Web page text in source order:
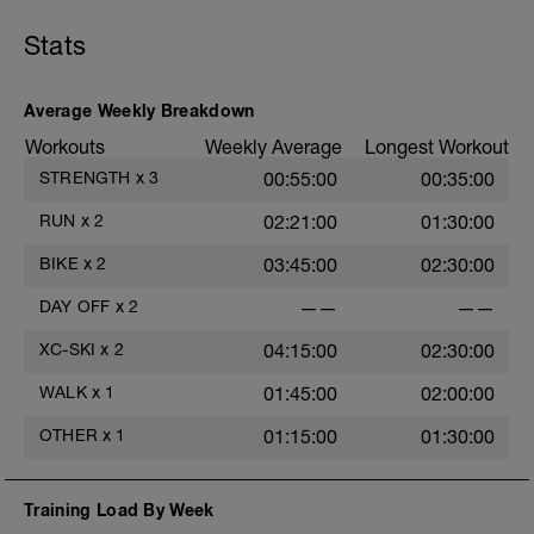
Stats
Average Weekly Breakdown
Workouts Weekly Average Longest Workout
STRENGTH x 3 00:55:00 00:35:00
RUN x 2 02:21:00 01:30:00
BIKE x 2 03:45:00 02:30:00
DAY OFF x 2 —— ——
XC-SKI x 2 04:15:00 02:30:00
WALK x 1 01:45:00 02:00:00
OTHER x 1 01:15:00 01:30:00
Training Load By Week